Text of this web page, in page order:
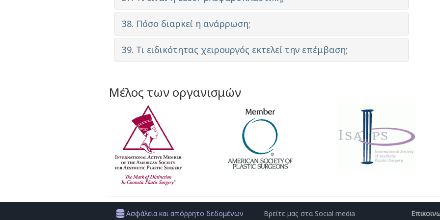
38. Πόσο διαρκεί η ανάρρωση;
39. Τι ειδικότητας χειρουργός εκτελεί την επέμβαση;
Μέλος των οργανισμών
Ασφάλεια και απόρρητο δεδομένων Βρείτε μας στα Social media